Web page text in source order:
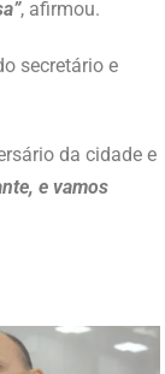
, afirmou.
secretário e
da cidade e
e vamos